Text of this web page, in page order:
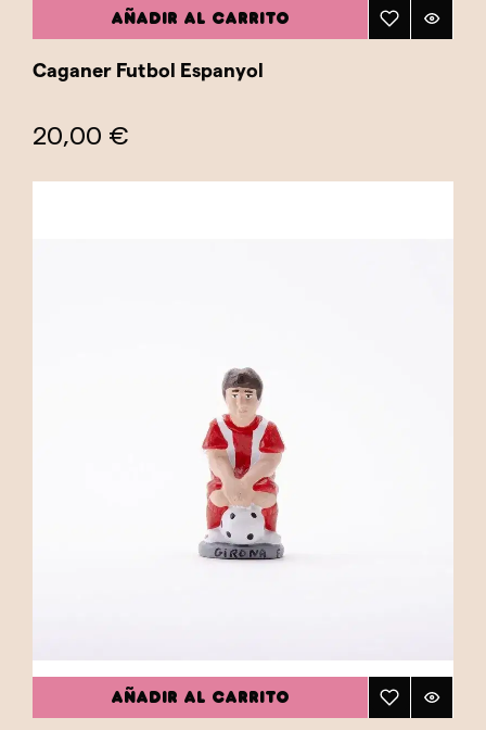
AÑADIR AL CARRITO
Caganer Futbol Espanyol
20,00 €
AÑADIR AL CARRITO